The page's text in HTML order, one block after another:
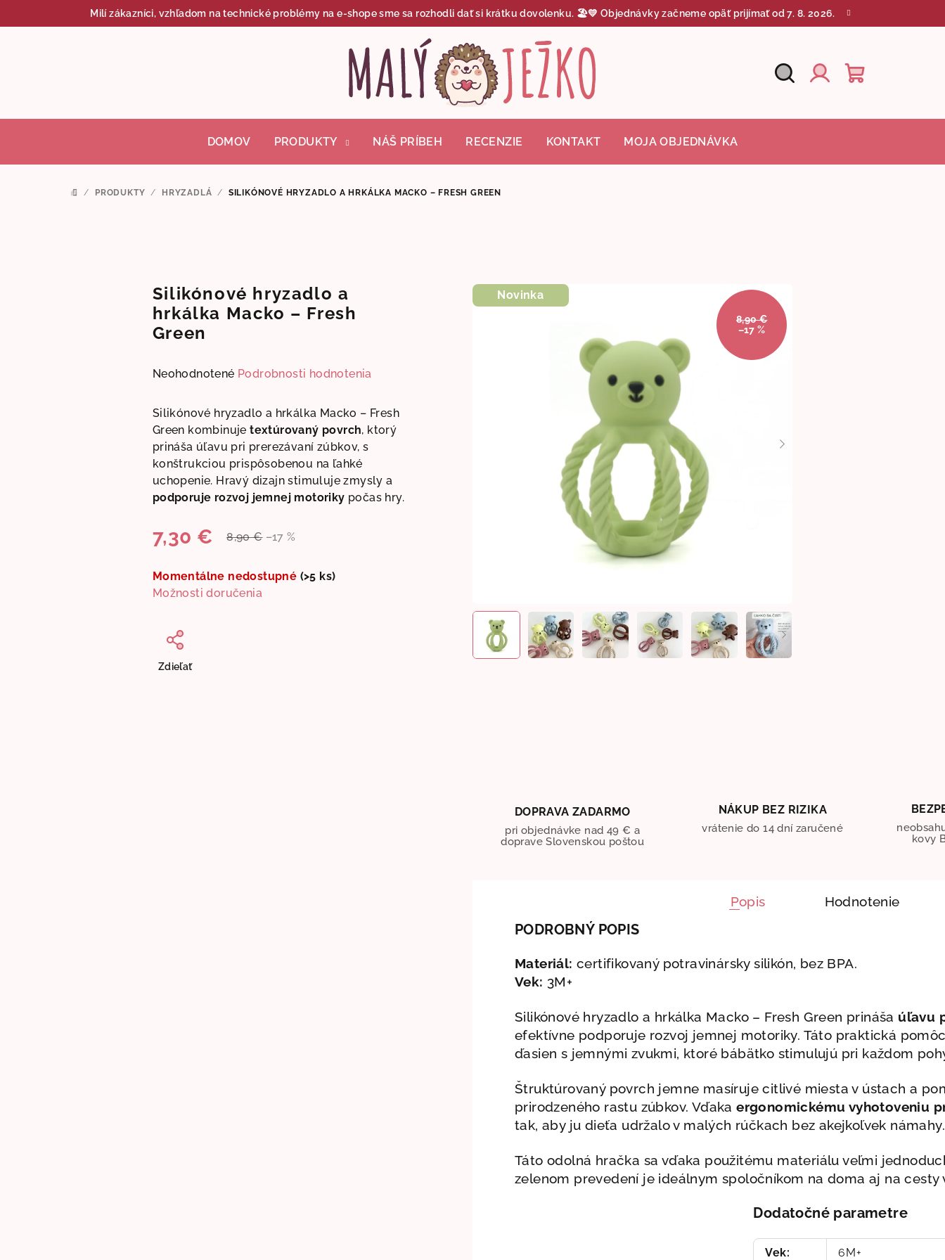
na
Milí zákazníci, vzhľadom na technické problémy na e-shope sme sa rozhodli dať si krátku dovolenku. 🏖️💛 Objednávky začneme opäť prijímať od 7. 8. 2026.
DOMOV PRODUKTY NÁŠ PRÍBEH RECENZIE KONTAKT MOJA OBJEDNÁVKA
DOMOV
/ PRODUKTY / HRYZADLÁ / SILIKÓNOVÉ HRYZADLO A HRKÁLKA MACKO – FRESH GREEN
Silikónové hryzadlo a
hrkálka Macko – Fresh
Green
Priemerné
produktu
je
0,0
z
hviezdičiek.
Neohodnotené Podrobnosti hodnotenia
Silikónové hryzadlo a hrkálka Macko – Fresh
Green kombinujetextúrovaný povrch, ktorý
prináša úľavu pri prerezávaní zúbkov, s
konštrukciou prispôsobenou na ľahké
uchopenie. Hravý dizajn stimuluje zmysly a
podporuje rozvoj jemnej motoriky počas hry.
8,90 € –17 %
7,30 €
Jednotková
Momentálne nedostupné (>5 ks)
Možnosti doručenia
Zdieľať
Novinka
8,90 €
–17 %
DOPRAVA ZADARMO
pri objednávke nad 49 € a
doprave Slovenskou poštou
NÁKUP BEZ RIZIKA
vrátenie do 14 dní zaručené
kovy
Popis Hodnotenie
PODROBNÝ POPIS
Materiál: certifikovaný potravinársky silikón, bez BPA.
Vek: 3M+
Silikónové hryzadlo a hrkálka Macko – Fresh Green prináša úľavu
efektívne podporuje rozvoj jemnej motoriky. Táto praktická
ďasien s jemnými zvukmi, ktoré bábätko stimulujú pri každom
Štruktúrovaný povrch jemne masíruje citlivé miesta v ústach a
prirodzeného rastu zúbkov. Vďakaergonomickému vyhotoveniu
tak, aby ju dieťa udržalo v malých rúčkach bez akejkoľvek námahy.
Táto odolná hračka sa vďaka použitému materiálu veľmi
zelenom prevedení je ideálnym spoločníkom na doma aj na cesty
Dodatočné parametre
Vek: 6M+